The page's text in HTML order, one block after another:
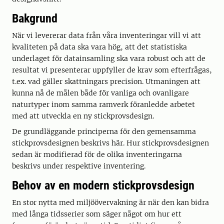
Bakgrund
När vi levererar data från våra inventeringar vill vi att
kvaliteten på data ska vara hög, att det statistiska
underlaget för datainsamling ska vara robust och att de
resultat vi presenterar uppfyller de krav som efterfrågas,
t.ex. vad gäller skattningars precision. Utmaningen att
kunna nå de målen både för vanliga och ovanligare
naturtyper inom samma ramverk föranledde arbetet
med att utveckla en ny stickprovsdesign.
De grundläggande principerna för den gemensamma
stickprovsdesignen beskrivs här. Hur stickprovsdesignen
sedan är modifierad för de olika inventeringarna
beskrivs under respektive inventering.
Behov av en modern stickprovsdesign
En stor nytta med miljöövervakning är när den kan bidra
med långa tidsserier som säger något om hur ett